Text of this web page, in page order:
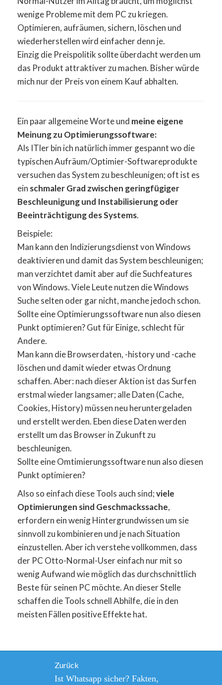
wenige Probleme mit dem PC zu kriegen.
Optimieren, aufräumen, sichern, löschen und
wiederherstellen wird einfacher denn je.
Einzig die Preispolitik sollte überdacht werden um
das Produkt attraktiver zu machen. Bisher würde
mich nur der Preis von einem Kauf abhalten.
Ein paar allgemeine Worte und meine eigene
Meinung zu Optimierungssoftware:
Als ITler bin ich natürlich immer gespannt wo die
typischen Aufräum/Optimier-Softwareprodukte
versuchen das System zu beschleunigen; oft ist es
ein schmaler Grad zwischen geringfügiger
Beschleunigung und Instabilisierung oder
Beeinträchtigung des Systems.
Beispiele:
Man kann den Indizierungsdienst von Windows
deaktivieren und damit das System beschleunigen;
man verzichtet damit aber auf die Suchfeatures
von Windows. Viele Leute nutzen die Windows
Suche selten oder gar nicht, manche jedoch schon.
Sollte eine Optimierungssoftware nun also diesen
Punkt optimieren? Gut für Einige, schlecht für
Andere.
Man kann die Browserdaten, -history und -cache
löschen und damit wieder etwas Ordnung
schaffen. Aber: nach dieser Aktion ist das Surfen
erstmal wieder langsamer; alle Daten (Cache,
Cookies, History) müssen neu heruntergeladen
und erstellt werden. Eben diese Daten werden
erstellt um das Browser in Zukunft zu
beschleunigen.
Sollte eine Omtimierungssoftware nun also diesen
Punkt optimieren?
Also so einfach diese Tools auch sind;viele
Optimierungen sind Geschmackssache,
erfordern ein wenig Hintergrundwissen um sie
sinnvoll zu kombinieren und je nach Situation
einzustellen. Aber ich verstehe vollkommen, dass
der PC Otto-Normal-User einfach nur mit so
wenig Aufwand wie möglich das durchschnittlich
Beste für seinen PC möchte. An dieser Stelle
schaffen die Tools schnell Abhilfe, die in den
meisten Fällen positive Effekte hat.
Zurück
Vorheriger
Ist Whatsapp sicher? Fakten,